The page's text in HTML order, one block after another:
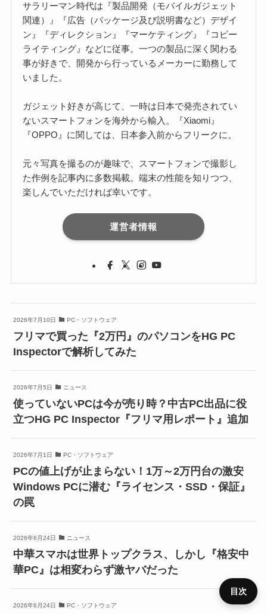
サラリーマン時代は『製品開発（モバイルガジェット
関連）』『広告（パッケージ及び説明書など）デザイ
ン』『ディレクション』『マーケティング』『コピー
ライティング』などに従事。一つの製品に深く関わる
事が好きで、開発から行っているメーカーに勤務して
いました。
ガジェット好きが高じて、一時は日本で発売されてい
ないスマートフォンを海外から輸入。『Xiaomi』
『OPPO』に関しては、日本参入前からフリークに。
元々写真を撮るのが趣味で、スマートフォンで撮影し
た作例を記事内に多数掲載。端末の性能を知りつつ、
楽しんでいただければ幸いです。
運営者情報
2026年7月10日 PC・ソフトウェア
フリマで買った『2万円』のパソコンをHG PC
Inspectorで解析してみた
2026年7月5日 ニュース
使っていないPCは今が売り時？中古PC出品に役
立つHG PC Inspector『フリマ用レポート』追加
2026年7月1日 PC・ソフトウェア
PCの値上げが止まらない！1万～2万円台の激安
Windows PCに潜む『ライセンス・SSD・保証』
の罠
2026年6月24日 ニュース
中華スマホは世界トップクラス、しかし『格安中
華PC』は相変わらず激ヤバだった
2026年6月24日 PC・ソフトウェア
目次